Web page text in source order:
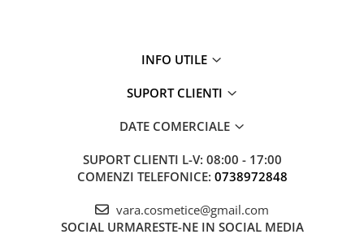
INFO UTILE
SUPORT CLIENTI
DATE COMERCIALE
SUPORT CLIENTI L-V: 08:00 - 17:00
COMENZI TELEFONICE: 0738972848
vara.cosmetice@gmail.com
SOCIAL URMARESTE-NE IN SOCIAL MEDIA